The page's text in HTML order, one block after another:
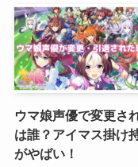
ウマ娘声優で変更さ
は誰？アイマス掛け
がやばい！